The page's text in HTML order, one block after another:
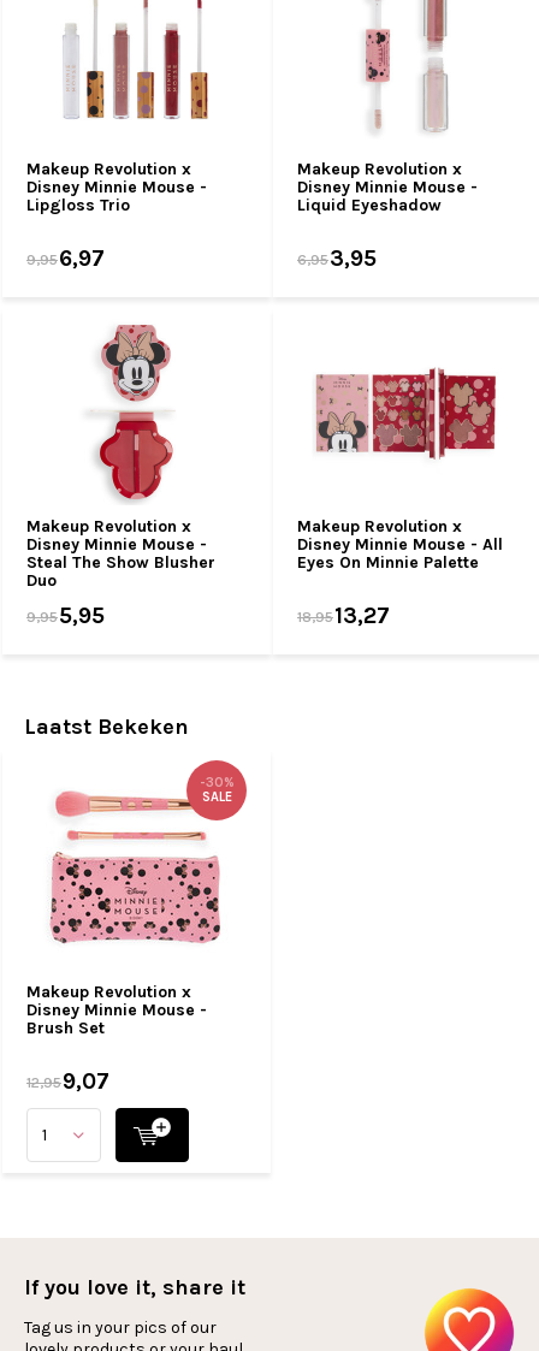
Makeup Revolution x
Disney Minnie Mouse -
Lipgloss Trio
9,956,97
Makeup Revolution x
Disney Minnie Mouse -
Liquid Eyeshadow
6,953,95
Makeup Revolution x
Disney Minnie Mouse -
Steal The Show Blusher
Duo
9,955,95
Makeup Revolution x
Disney Minnie Mouse - All
Eyes On Minnie Palette
18,9513,27
Laatst Bekeken
Makeup Revolution x
Disney Minnie Mouse -
Brush Set
-30%
SALE
12,959,07
If you love it, share it
Tag us in your pics of our